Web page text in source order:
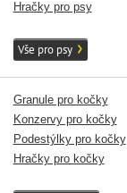
Hračky pro psy
Vše pro psy
Granule pro kočky
Konzervy pro kočky
Podestýlky pro kočky
Hračky pro kočky